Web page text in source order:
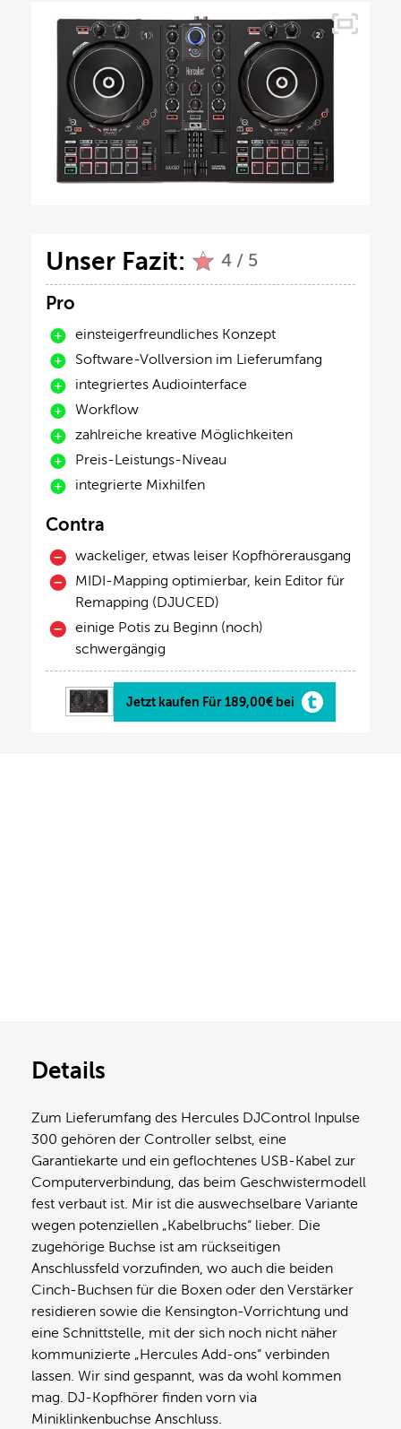
Unser Fazit: 4 / 5
Pro
einsteigerfreundliches Konzept
Software-Vollversion im Lieferumfang
integriertes Audiointerface
Workflow
zahlreiche kreative Möglichkeiten
Preis-Leistungs-Niveau
integrierte Mixhilfen
Contra
wackeliger, etwas leiser Kopfhörerausgang
MIDI-Mapping optimierbar, kein Editor für
Remapping (DJUCED)
einige Potis zu Beginn (noch)
schwergängig
Jetzt kaufen Für 189,00€ bei
Details
Zum Lieferumfang des Hercules DJControl Inpulse
300 gehören der Controller selbst, eine
Garantiekarte und ein geflochtenes USB-Kabel zur
Computerverbindung, das beim Geschwistermodell
fest verbaut ist. Mir ist die auswechselbare Variante
wegen potenziellen „Kabelbruchs“ lieber. Die
zugehörige Buchse ist am rückseitigen
Anschlussfeld vorzufinden, wo auch die beiden
Cinch-Buchsen für die Boxen oder den Verstärker
residieren sowie die Kensington-Vorrichtung und
eine Schnittstelle, mit der sich noch nicht näher
kommunizierte „Hercules Add-ons“ verbinden
lassen. Wir sind gespannt, was da wohl kommen
mag. DJ-Kopfhörer finden vorn via
Miniklinkenbuchse Anschluss.